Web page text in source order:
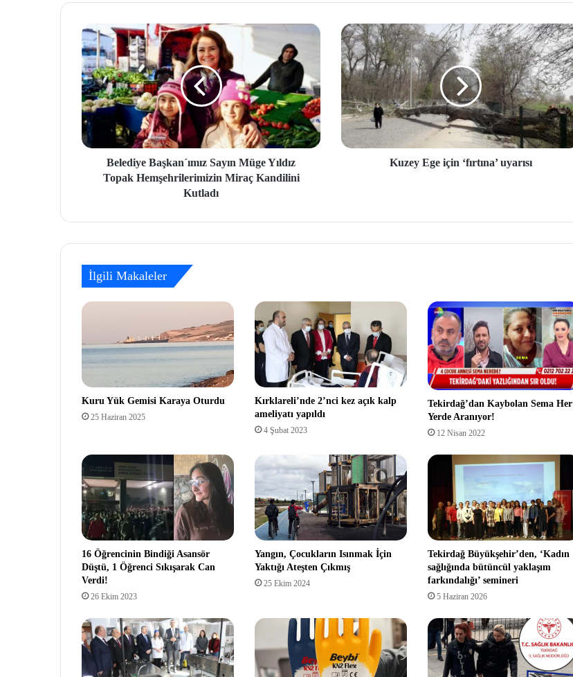
Belediye Başkan´ımız Sayın Müge Yıldız
Topak Hemşehrilerimizin Miraç Kandilini
Kutladı
Kuzey Ege için ‘fırtına’ uyarısı
İlgili Makaleler
Kuru Yük Gemisi Karaya Oturdu
25 Haziran 2025
Kırklareli’nde 2’nci kez açık kalp
ameliyatı yapıldı
4 Şubat 2023
Tekirdağ’dan Kaybolan Sema Her
Yerde Aranıyor!
12 Nisan 2022
16 Öğrencinin Bindiği Asansör
Düştü, 1 Öğrenci Sıkışarak Can
Verdi!
26 Ekim 2023
Yangın, Çocukların Isınmak İçin
Yaktığı Ateşten Çıkmış
25 Ekim 2024
Tekirdağ Büyükşehir’den, ‘Kadın
sağlığında bütüncül yaklaşım
farkındalığı’ semineri
5 Haziran 2026